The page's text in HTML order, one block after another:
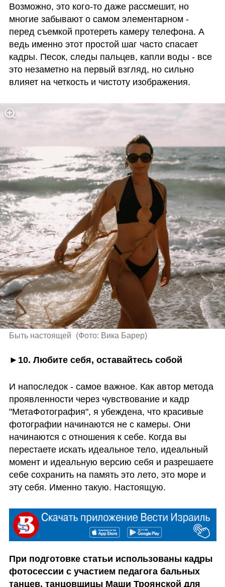
Возможно, это кого-то даже рассмешит, но
многие забывают о самом элементарном -
перед съемкой протереть камеру телефона. А
ведь именно этот простой шаг часто спасает
кадры. Песок, следы пальцев, капли воды - все
это незаметно на первый взгляд, но сильно
влияет на четкость и чистоту изображения.
Быть настоящей (Фото: Вика Барер)
► 10. Любите себя, оставайтесь собой
И напоследок - самое важное. Как автор метода
проявленности через чувствование и кадр
"МетаФотография", я убеждена, что красивые
фотографии начинаются не с камеры. Они
начинаются с отношения к себе. Когда вы
перестаете искать идеальное тело, идеальный
момент и идеальную версию себя и разрешаете
себе сохранить на память это лето, это море и
эту себя. Именно такую. Настоящую.
При подготовке статьи использованы кадры
фотосессии с участием педагога бальных
танцев, танцовщицы Маши Троянской для